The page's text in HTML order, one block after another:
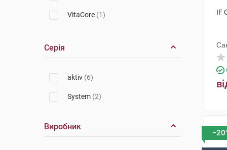
VitaCore (1)
Серія
aktiv (6)
System (2)
Виробник
IF